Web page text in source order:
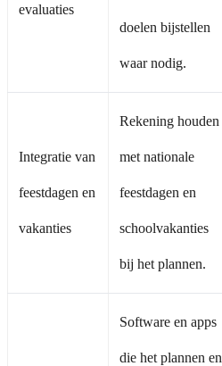
evaluaties
doelen bijstellen
waar nodig.
Integratie van
feestdagen en
vakanties
Rekening houden
met nationale
feestdagen en
schoolvakanties
bij het plannen.
Software en apps
die het plannen en